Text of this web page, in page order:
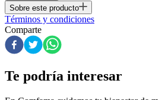
Sobre este producto
Términos y condiciones
Comparte
Te podría interesar